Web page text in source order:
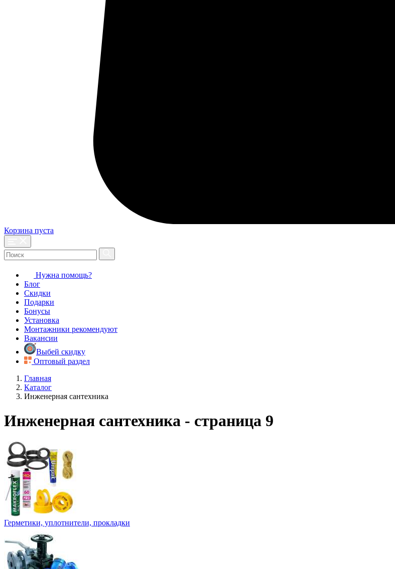
Корзина пуста
Нужна помощь?
Блог
Скидки
Подарки
Бонусы
Установка
Монтажники рекомендуют
Вакансии
Выбей скидку
Оптовый раздел
Главная
Каталог
Инженерная сантехника
Инженерная сантехника - страница 9
Герметики, уплотнители, прокладки